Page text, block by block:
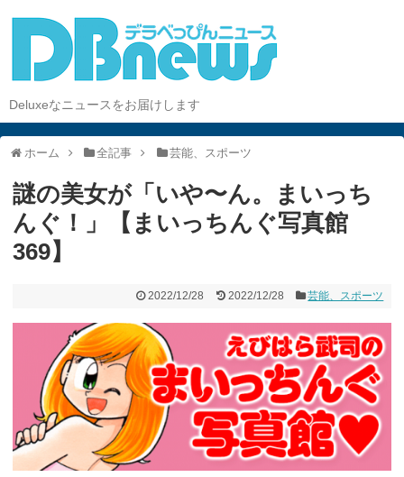
Deluxeなニュースをお届けします
ホーム 全記事 芸能、スポーツ
謎の美女が「いや〜ん。まいっち
んぐ！」【まいっちんぐ写真館
369】
2022/12/28 2022/12/28 芸能、スポーツ